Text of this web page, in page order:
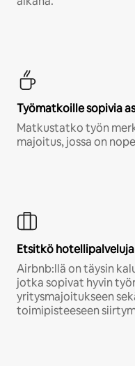
Työmatkoille sopivia
Matkustatko työn
majoitus, jossa on
Etsitkö
Airbnb:llä on täysin
jotka sopivat hyvin
yritysmajoitukseen
toimipisteeseen